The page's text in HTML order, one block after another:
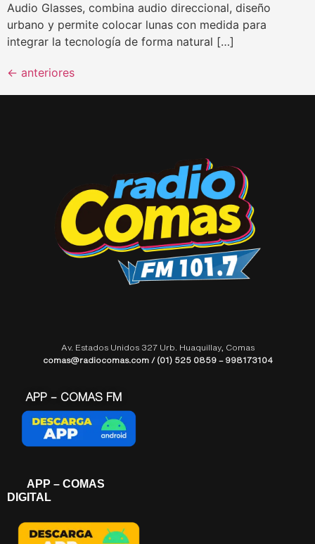
Audio Glasses, combina audio direccional, diseño
urbano y permite colocar lunas con medida para
integrar la tecnología de forma natural […]
← anteriores
Av. Estados Unidos 327 Urb. Huaquillay, Comas
comas@radiocomas.com / (01) 525 0859 – 998173104
APP – COMAS FM
APP – COMAS
DIGITAL